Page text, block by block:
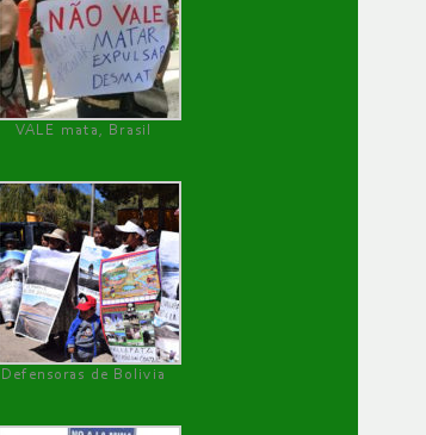
VALE mata, Brasil
Defensoras de Bolivia